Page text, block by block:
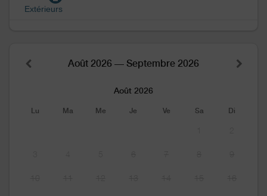
Extérieurs
Août 2026 — Septembre 2026
Août 2026
Lu Ma Me Je Ve Sa Di